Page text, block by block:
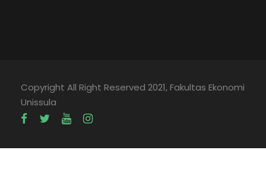
Copyright All Right Reserved 2021, Fakultas Ekonomi
Unissula